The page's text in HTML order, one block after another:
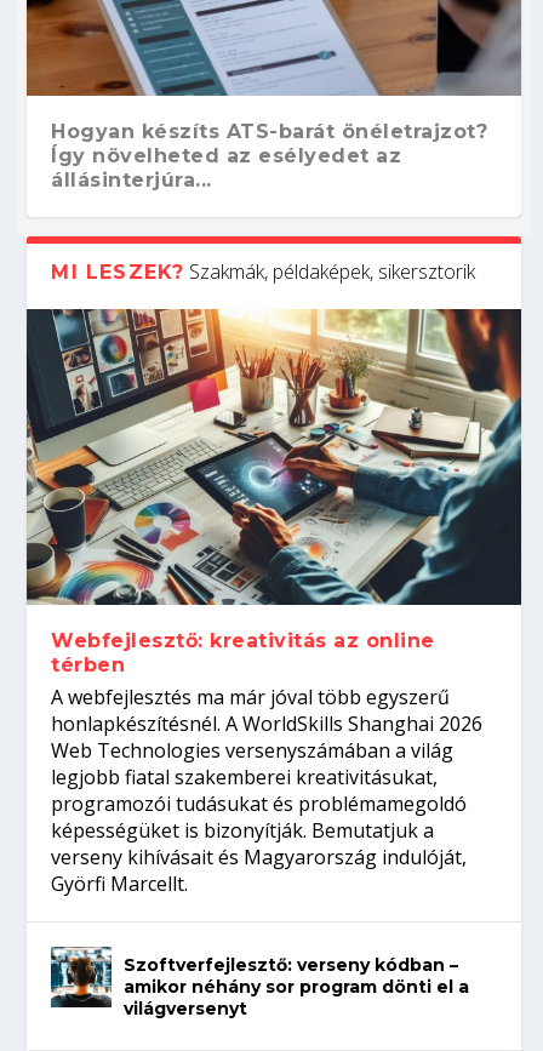
Hogyan készíts ATS-barát önéletrajzot?
Így növelheted az esélyedet az
állásinterjúra...
Kitalálod, mire használják ezeket a
gépeket?
Nem sikerült az egyetemi felvételi?
Tanulj szakmát!
Szoftverfejlesztő: verseny kódban –
amikor néhány sor program dönti el a
világversenyt...
Digitális detox – hogyan kapcsolódj ki
telefon nélkül?
MI LESZEK? Szakmák, példaképek, sikersztorik
Webfejlesztő: kreativitás az online
térben
A webfejlesztés ma már jóval több egyszerű
honlapkészítésnél. A WorldSkills Shanghai 2026
Web Technologies versenyszámában a világ
legjobb fiatal szakemberei kreativitásukat,
programozói tudásukat és problémamegoldó
képességüket is bizonyítják. Bemutatjuk a
verseny kihívásait és Magyarország indulóját,
Györfi Marcellt.
Szoftverfejlesztő: verseny kódban –
amikor néhány sor program dönti el a
világversenyt